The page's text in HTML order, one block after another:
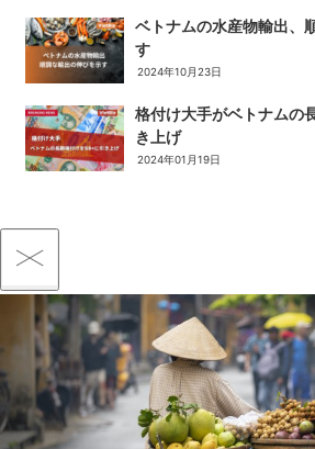
ベトナムの水産物輸出、
す
2024年10月23日
格付け大手がベトナムの
き上げ
2024年01月19日